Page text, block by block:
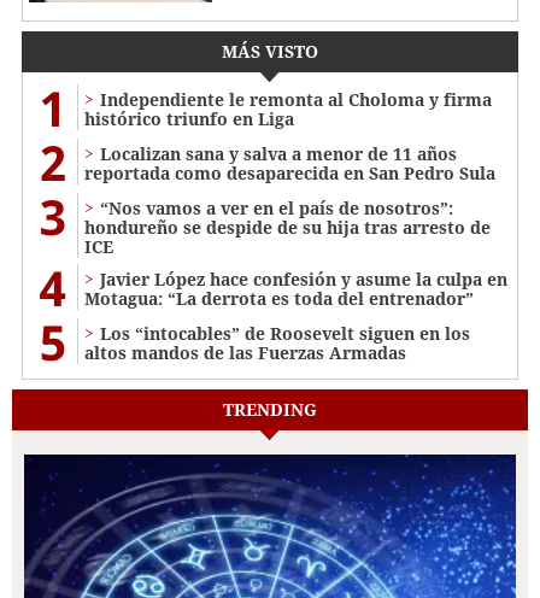
MÁS VISTO
1
Independiente le remonta al Choloma y firma
histórico triunfo en Liga
2
Localizan sana y salva a menor de 11 años
reportada como desaparecida en San Pedro Sula
3
“Nos vamos a ver en el país de nosotros”:
hondureño se despide de su hija tras arresto de
ICE
4
Javier López hace confesión y asume la culpa en
Motagua: “La derrota es toda del entrenador”
5
Los “intocables” de Roosevelt siguen en los
altos mandos de las Fuerzas Armadas
TRENDING